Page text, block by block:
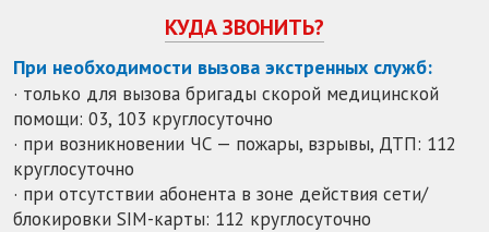
КУДА ЗВОНИТЬ?
При необходимости вызова экстренных служб:
· только для вызова бригады скорой медицинской
помощи: 03, 103 круглосуточно
· при возникновении ЧС — пожары, взрывы, ДТП: 112
круглосуточно
· при отсутствии абонента в зоне действия сети/
блокировки SIM-карты: 112 круглосуточно